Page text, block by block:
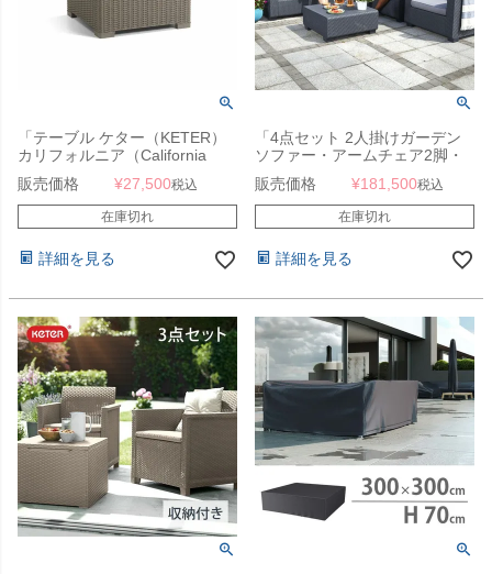
「テーブル ケター（KETER）
カリフォルニア（California
Table 126821）」
販売価格 ¥27,500税込
在庫切れ
詳細を見る
「4点セット 2人掛けガーデン
ソファー・アームチェア2脚・
テーブル ケター（KETER） サ
ルタ（Salta Lounge Set 2-
seater）」【単品販売可】
販売価格 ¥181,500税込
在庫切れ
詳細を見る